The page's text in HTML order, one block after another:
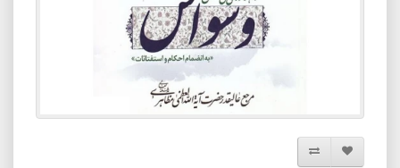
افزودن به لیست دلخواه
مقایسه این محصول